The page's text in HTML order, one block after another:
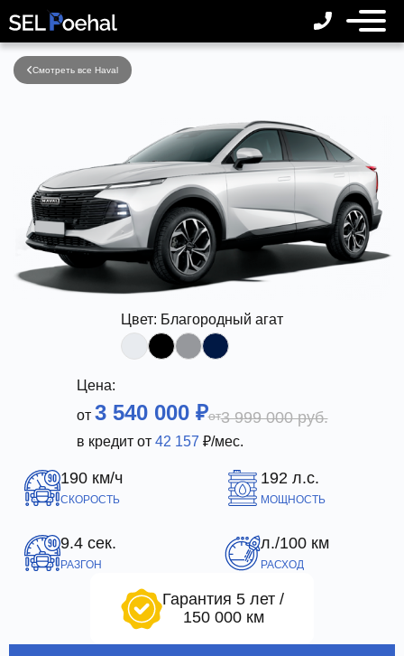
Смотреть все Haval
Гарантия 5 лет /
150 000 км
190 км/ч
СКОРОСТЬ
192 л.с.
МОЩНОСТЬ
9.4 сек.
РАЗГОН
л./100 км
РАСХОД
Цвет: Благородный агат
Цена:
от 3 540 000 ₽от3 999 000 руб.
в кредит от 42 157 ₽/мес.